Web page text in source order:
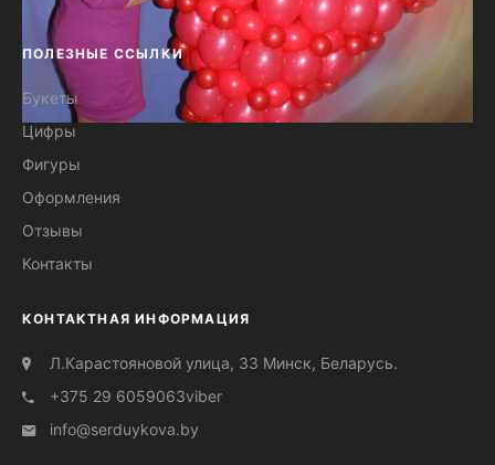
3-D сердце (объёмное) из
воздушных шаров №04
ПОЛЕЗНЫЕ ССЫЛКИ
Букеты
Цифры
Фигуры
Оформления
Отзывы
Контакты
КОНТАКТНАЯ ИНФОРМАЦИЯ
Л.Карастояновой улица, 33 Минск, Беларусь.
+375 29 6059063viber
info@serduуkova.by